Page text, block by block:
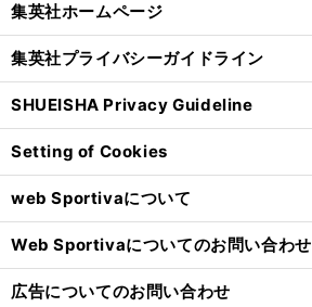
集英社ホームページ
集英社プライバシーガイドライン
SHUEISHA Privacy Guideline
Setting of Cookies
web Sportivaについて
Web Sportivaについてのお問い合わせ
広告についてのお問い合わせ